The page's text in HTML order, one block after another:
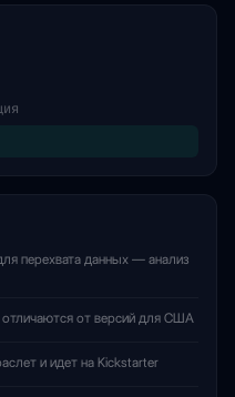
перехвата данных — анализ
от версий для США
и идет на Kickstarter